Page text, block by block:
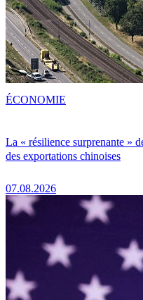
La « résilience surprenante »
des exportations chinoises
07.08.2026
ÉCONOMIE